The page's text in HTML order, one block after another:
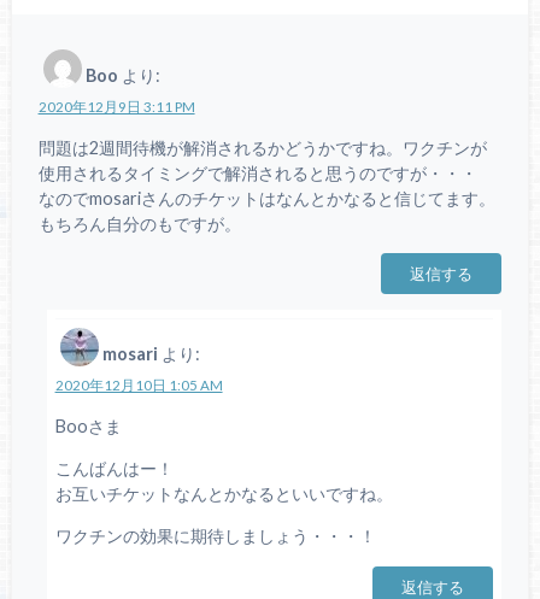
Boo より:
2020年12月9日 3:11 PM
問題は2週間待機が解消されるかどうかですね。ワクチンが
使用されるタイミングで解消されると思うのですが・・・
なのでmosariさんのチケットはなんとかなると信じてます。
もちろん自分のもですが。
返信する
mosari より:
2020年12月10日 1:05 AM
Booさま
こんばんはー！
お互いチケットなんとかなるといいですね。
ワクチンの効果に期待しましょう・・・！
返信する